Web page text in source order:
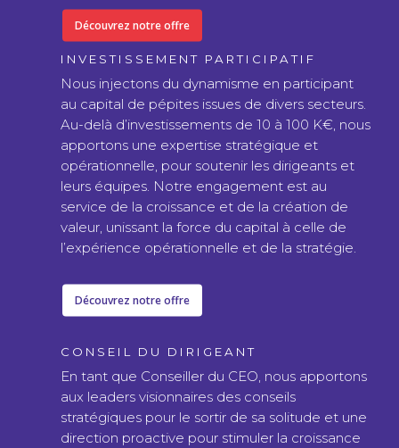
Découvrez notre offre
INVESTISSEMENT PARTICIPATIF
Nous injectons du dynamisme en participant
au capital de pépites issues de divers secteurs.
Au-delà d’investissements de 10 à 100 K€, nous
apportons une expertise stratégique et
opérationnelle, pour soutenir les dirigeants et
leurs équipes. Notre engagement est au
service de la croissance et de la création de
valeur, unissant la force du capital à celle de
l’expérience opérationnelle et de la stratégie.
Découvrez notre offre
CONSEIL DU DIRIGEANT
En tant que Conseiller du CEO, nous apportons
aux leaders visionnaires des conseils
stratégiques pour le sortir de sa solitude et une
direction proactive pour stimuler la croissance